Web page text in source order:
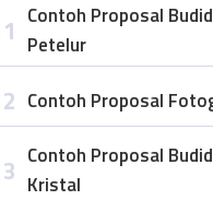
Contoh Proposal
Petelur
Contoh Proposal
Contoh Proposal
Kristal